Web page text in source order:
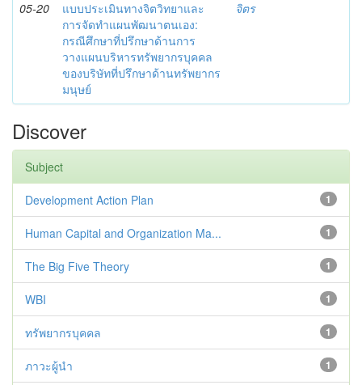
05-20
แบบประเมินทางจิตวิทยาและ
การจัดทำแผนพัฒนาตนเอง:
กรณีศึกษาที่ปรึกษาด้านการ
วางแผนบริหารทรัพยากรบุคคล
ของบริษัทที่ปรึกษาด้านทรัพยากร
มนุษย์
จิตร
Discover
Subject
1
Development Action Plan
1
Human Capital and Organization Ma...
1
The Big Five Theory
1
WBI
1
ทรัพยากรบุคคล
1
ภาวะผู้นำ